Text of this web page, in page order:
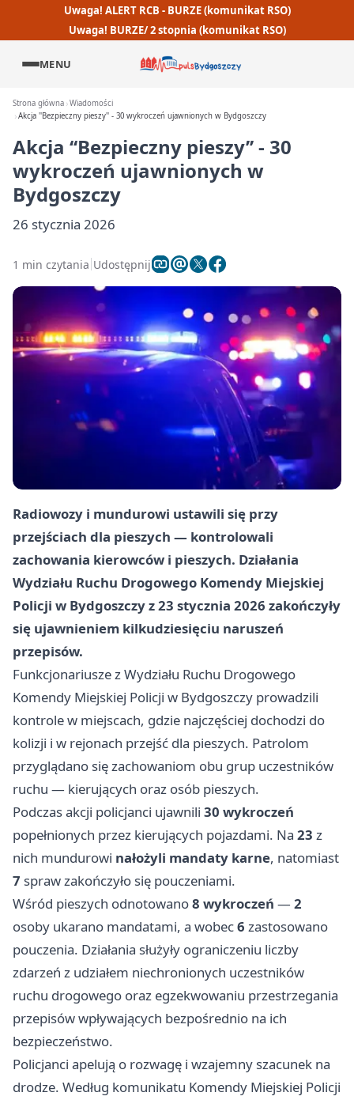
Uwaga! ALERT RCB - BURZE (komunikat RSO)
Uwaga! BURZE/ 2 stopnia (komunikat RSO)
MENU
Strona główna Wiadomości
Akcja ''Bezpieczny pieszy'' - 30 wykroczeń ujawnionych w Bydgoszczy
Akcja ‘‘Bezpieczny pieszy’’ - 30
wykroczeń ujawnionych w
Bydgoszczy
26 stycznia 2026
1 min czytania Udostępnij
Radiowozy i mundurowi ustawili się przy
przejściach dla pieszych — kontrolowali
zachowania kierowców i pieszych. Działania
Wydziału Ruchu Drogowego Komendy Miejskiej
Policji w Bydgoszczy z 23 stycznia 2026 zakończyły
się ujawnieniem kilkudziesięciu naruszeń
przepisów.
Funkcjonariusze z Wydziału Ruchu Drogowego
Komendy Miejskiej Policji w Bydgoszczy prowadzili
kontrole w miejscach, gdzie najczęściej dochodzi do
kolizji i w rejonach przejść dla pieszych. Patrolom
przyglądano się zachowaniom obu grup uczestników
ruchu — kierujących oraz osób pieszych.
Podczas akcji policjanci ujawnili 30 wykroczeń
popełnionych przez kierujących pojazdami. Na 23 z
nich mundurowi nałożyli mandaty karne, natomiast
7 spraw zakończyło się pouczeniami.
Wśród pieszych odnotowano8 wykroczeń — 2
osoby ukarano mandatami, a wobec6 zastosowano
pouczenia. Działania służyły ograniczeniu liczby
zdarzeń z udziałem niechronionych uczestników
ruchu drogowego oraz egzekwowaniu przestrzegania
przepisów wpływających bezpośrednio na ich
bezpieczeństwo.
Policjanci apelują o rozwagę i wzajemny szacunek na
drodze. Według komunikatu Komendy Miejskiej Policji